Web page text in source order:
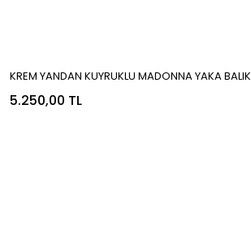
KREM YANDAN KUYRUKLU MADONNA YAKA BALIK
MODEL ABİYE 42
5.250,00 TL